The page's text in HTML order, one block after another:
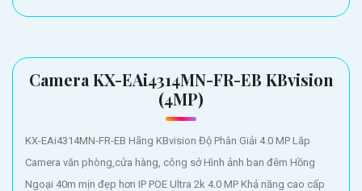
Camera KX-EAi4314MN-FR-EB KBvision
(4MP)
KX-EAi4314MN-FR-EB Hãng KBvision Độ Phân Giải 4.0 MP Lắp
Camera văn phòng,cửa hàng, công sở Hình ảnh ban đêm Hồng
Ngoại 40m mịn đẹp hơn IP POE Ultra 2k 4.0 MP Khả năng cao cấp